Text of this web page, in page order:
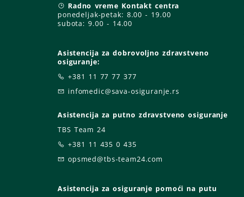
Radno vreme Kontakt centra
ponedeljak-petak: 8.00 - 19.00
subota: 9.00 - 14.00
Asistencija za dobrovoljno zdravstveno
osiguranje:
+381 11 77 77 377
infomedic@sava-osiguranje.rs
Asistencija za putno zdravstveno osiguranje
TBS Team 24
+381 11 435 0 435
opsmed@tbs-team24.com
Asistencija za osiguranje pomoći na putu